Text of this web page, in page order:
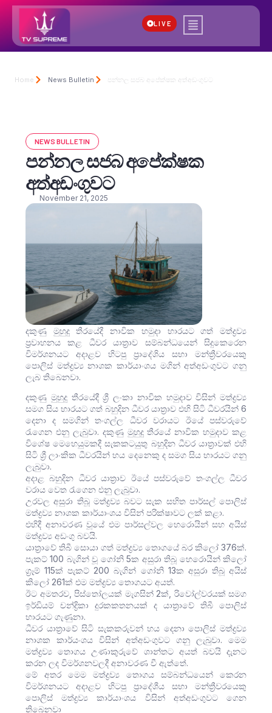
LIVE
Home News Bulletin පන්නල සජබ අපේක්ෂක අත්අඩංගුවට
NEWS BULLETIN
පන්නල සජබ අපේක්ෂක
අත්අඩංගුවට
November 21, 2025
දකුණු මුහුදු තීරයේදී නාවික හමුදා භාරයට ගත් මත්ද්‍රව්‍ය
ප්‍රවාහනය කළ ධීවර යාත්‍රාව සම්බන්ධයෙන් සිදුකෙරෙන
විමර්ශනයට අදාළව හිටපු ප්‍රාදේශිය සභා මන්ත්‍රීවරයෙකු
පොලිස් මත්ද්‍රව්‍ය නාශක කාර්යාංශය මගින් අත්අඩංගුවට ගනු
ලැබ තිබෙනවා.
දකුණු මුහුදු තීරයේදී ශ්‍රී ලංකා නාවික හමුදාව විසින් මත්ද්‍රව්‍ය
සමග සිය භාරයට ගත් බහුදින ධීවර යාත්‍රාව එහි සිටි ධීවරයින් 6
දෙනා ද සමගින් තංගල්ල ධීවර වරායට ඊයේ පස්වරුවේ
රැගෙන එනු ලැබුවා. දකුණු මුහුදු තීරයේ නාවික හමුදාව කළ
විශේෂ මෙහෙයුමකදී සැකකටයුතු බහුදින ධීවර යාත්‍රාවක් එහි
සිටි ශ්‍රී ලාංකික ධීවරයින් හය දෙනෙකු ද සමග සිය භාරයට ගනු
ලැබුවා.
අදාළ බහුදින ධීවර යාත්‍රාව ඊයේ පස්වරුවේ තංගල්ල ධීවර
වරාය වෙත රැගෙන එනු ලැබුවා.
උරවල අසුරා තිබූ මත්ද්‍රව්‍ය බවට සැක සහිත පාර්සල් පොලිස්
මත්ද්‍රව්‍ය නාශක කාර්යාංශය විසින් පරික්ෂාවට ලක් කළා.
එහිදී අනාවරණ වූයේ එම පාර්සල්වල හෙරොයින් සහ අයිස්
මත්ද්‍රව්‍ය අඩංගු බවයි.
යාත්‍රාවේ තිබී සොයා ගත් මත්ද්‍රව්‍ය තොගයේ බර කිලෝ 376ක්.‍
පැකට් 100 බැගින් වූ ගෝනි 5ක අසුරා තිබූ හෙරොයින් කිලෝ
ග්‍රෑම් 115ක් පැකට් 200 බැගින් ගෝනි 13ක අසුරා තිබූ අයිස්
කිලෝ 261ක් එම මත්ද්‍රව්‍ය තොගයට අයත්.
ඊට අමතරව, පිස්තෝලයක් මැගසින් 2ක්, රිවෝල්වරයක් සමග
ඉර්ඩියම් චන්ද්‍රිකා දුරකකතනයක් ද යාත්‍රාවේ තිබී පොලිස්
භාරයට ගැණුනා.
ධීවර යාත්‍රාවේ සිටි සැකකරුවන් හය දෙනා පොලිස් මත්ද්‍රව්‍ය
නාශක කාර්යංශය විසින් අත්අඩංගුවට ගනු ලැබුවා. මෙම
මත්ද්‍රව්‍ය තොගය උණාකුරුවේ ශාන්තට අයත් බවයි දැනට
කරන ලද විමර්ශනවලදී අනාවරණ වී ඇත්තේ.
මේ අතර මෙම මත්ද්‍රව්‍ය තොගය සම්බන්ධයෙන් කෙරන
විමර්ශනයට අදාළව හිටපු ප්‍රාදේශීය සභා මන්ත්‍රීවරයෙකු
පොලිස් මත්ද්‍රව්‍ය කාර්යාංශය විසින් අත්අඩංගුවට ගෙන
තිබෙනවා